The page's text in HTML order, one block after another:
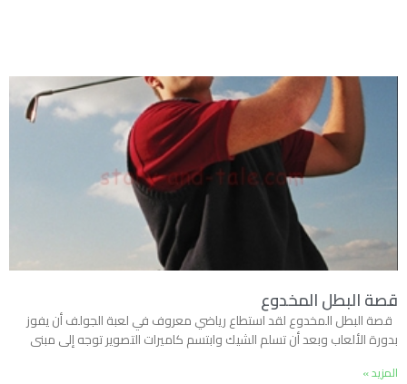
قصة البطل المخدوع
قصة البطل المخدوع لقد استطاع رياضي معروف في لعبة الجولف أن يفوز
بدورة الألعاب وبعد أن تسلم الشيك وابتسم كاميرات التصوير توجه إلى مبنى
المزيد »